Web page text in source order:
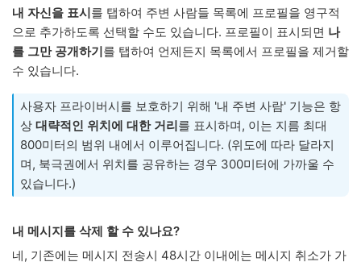
내 자신을 표시를 탭하여 주변 사람들 목록에 프로필을 영구적
으로 추가하도록 선택할 수도 있습니다. 프로필이 표시되면 나
를 그만 공개하기를 탭하여 언제든지 목록에서 프로필을 제거할
수 있습니다.
사용자 프라이버시를 보호하기 위해 '내 주변 사람' 기능은 항
상 대략적인 위치에 대한 거리를 표시하며, 이는 지름 최대
800미터의 범위 내에서 이루어집니다. (위도에 따라 달라지
며, 북극권에서 위치를 공유하는 경우 300미터에 가까울 수
있습니다.)
내 메시지를 삭제 할 수 있나요?
네, 기존에는 메시지 전송시 48시간 이내에는 메시지 취소가 가